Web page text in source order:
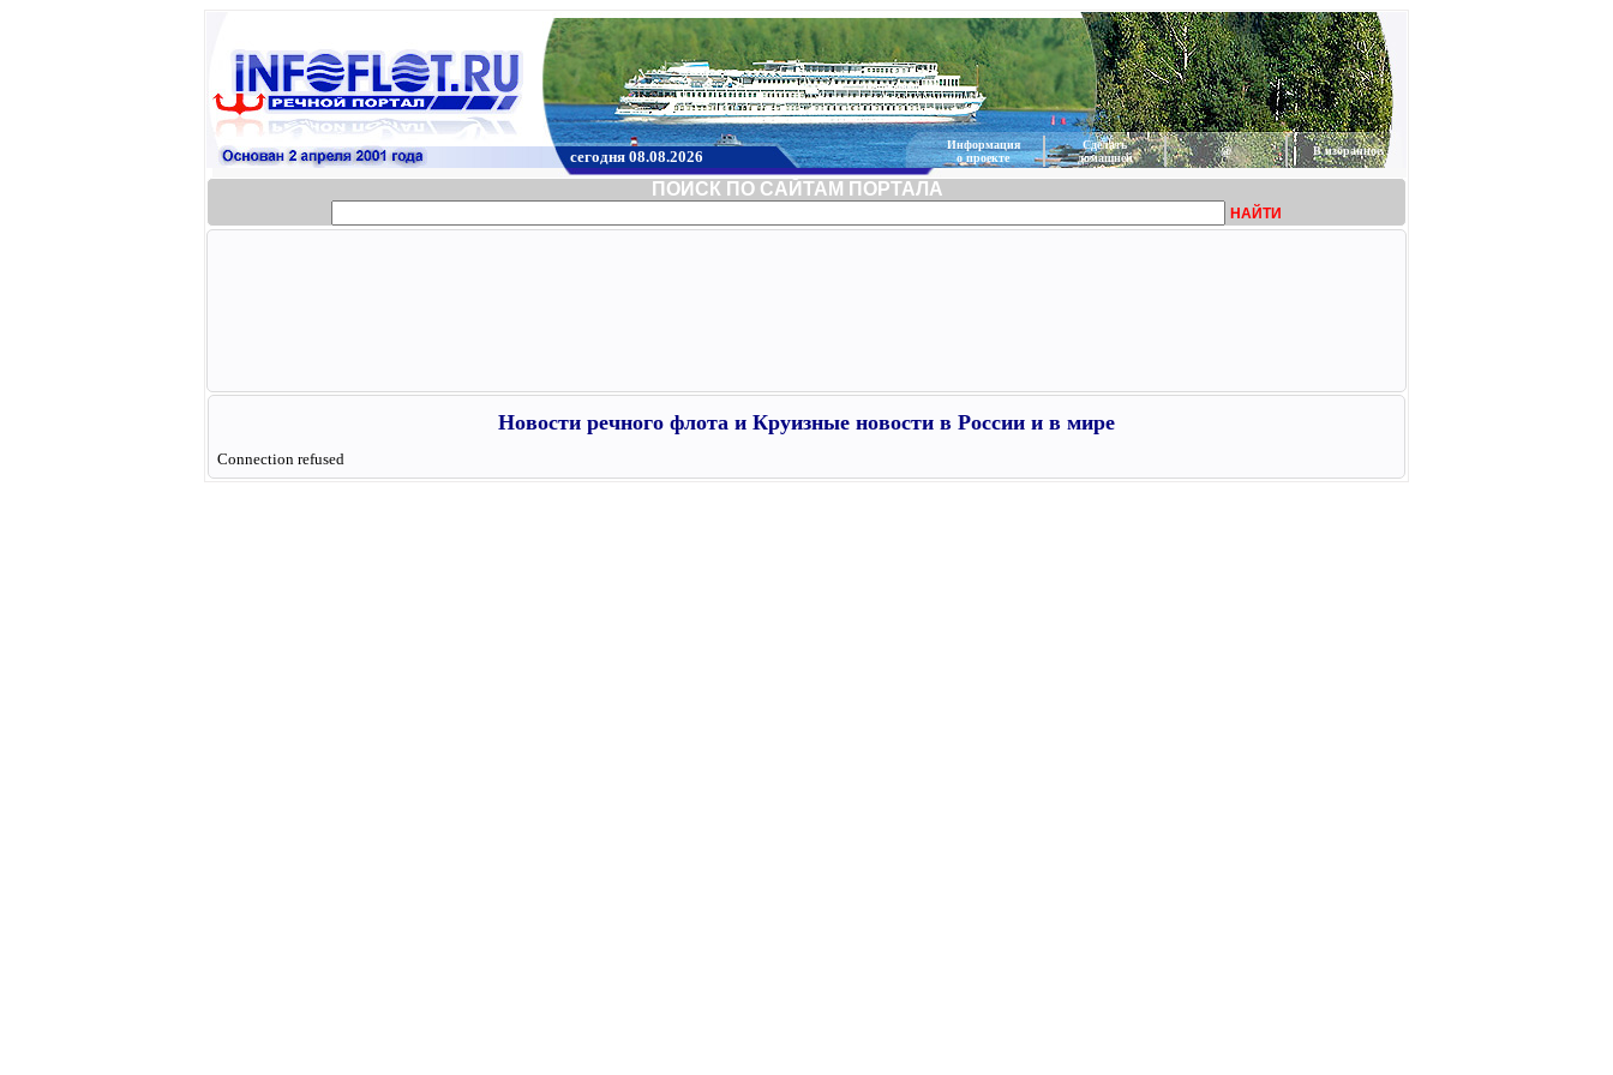
сегодня 08.08.2026
Информация
о проекте
Сделать
домашней
@ В избранное
ПОИСК ПО САЙТАМ ПОРТАЛА
НАЙТИ
Новости речного флота и Круизные новости в России и в мире
Connection refused